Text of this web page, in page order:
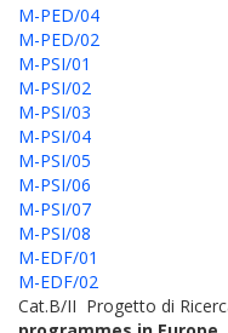
M-PED/04
M-PED/02
M-PSI/01
M-PSI/02
M-PSI/03
M-PSI/04
M-PSI/05
M-PSI/06
M-PSI/07
M-PSI/08
M-EDF/01
M-EDF/02
Cat.B/II Progetto di